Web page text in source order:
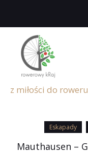
z miłości do
Eskapady
Mauthausen –